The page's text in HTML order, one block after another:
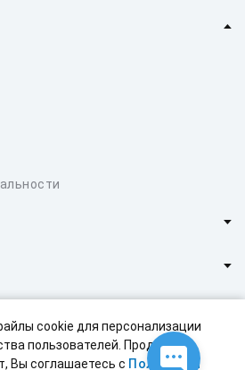
cookie для персонализации
пользователей. Продолжая
Вы соглашаетесь с Политикой